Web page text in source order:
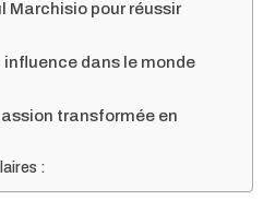
Marchisio pour réussir
dans le monde
transformée en
: